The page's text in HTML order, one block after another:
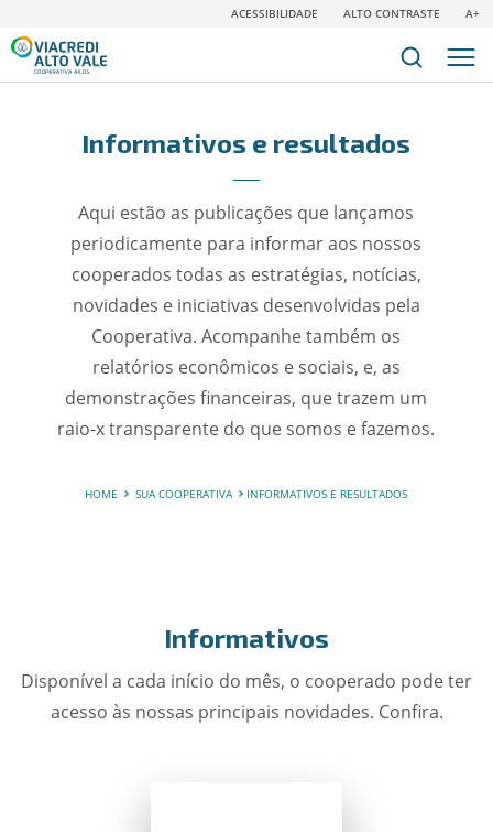
ACESSIBILIDADE ALTO CONTRASTE A+
Informativos e resultados
Aqui estão as publicações que lançamos
periodicamente para informar aos nossos
cooperados todas as estratégias, notícias,
novidades e iniciativas desenvolvidas pela
Cooperativa. Acompanhe também os
relatórios econômicos e sociais, e, as
demonstrações financeiras, que trazem um
raio-x transparente do que somos e fazemos.
HOME SUA COOPERATIVA INFORMATIVOS E RESULTADOS
Informativos
Disponível a cada início do mês, o cooperado pode ter
acesso às nossas principais novidades. Confira.